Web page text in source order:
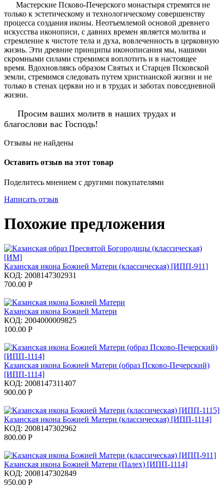
Мастерские Псково-Печерского монастыря стремятся не
только к эстетическому и технологическому совершенству
процесса создания иконы. Неотъемлемой основой древнего
искусства иконописи, с давних времен является молитва и
стремление к чистоте тела и духа, вовлеченность в церковную
жизнь. Эти древние принципы иконописания мы, нашими
скромными силами стремимся воплотить и в настоящее
время. Вдохновляясь образом Святых и Старцев Псковской
земли, стремимся следовать путем христианской жизни и не
только в стенах церкви но и в трудах и заботах повседневной
жизни.
Просим ваших молитв в наших трудах и
благослови вас Господь!
Отзывы не найдены
Оставить отзыв на этот товар
Поделитесь мнением с другими покупателями
Написать отзыв
Похожие предложения
Казанская икона Божией Матери (классическая) [ИПП-911]
КОД: 2008147302931
700.00 Р
Казанская икона Божией Матери
КОД: 2004000009825
100.00 Р
Казанская икона Божией Матери (образ Псково-Печерский)
[ИПП-1114]
КОД: 2008147311407
900.00 Р
Казанская икона Божией Матери (классическая) [ИПП-1114]
КОД: 2008147302962
800.00 Р
Казанская икона Божией Матери (Палех) [ИПП-1114]
КОД: 2008147302849
950.00 Р